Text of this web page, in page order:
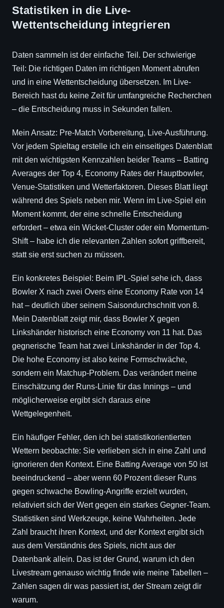
Statistiken in die Live-
Wettentscheidung integrieren
Daten sammeln ist der einfache Teil. Der schwierige
Teil: Die richtigen Daten im richtigen Moment abrufen
und in eine Wettentscheidung übersetzen. Im Live-
Bereich hast du keine Zeit für umfangreiche Recherchen
– die Entscheidung muss in Sekunden fallen.
Mein Ansatz: Pre-Match Vorbereitung, Live-Ausführung.
Vor jedem Spieltag erstelle ich ein einseitiges Datenblatt
mit den wichtigsten Kennzahlen beider Teams – Batting
Averages der Top 4, Economy Rates der Hauptbowler,
Venue-Statistiken und Wetterfaktoren. Dieses Blatt liegt
während des Spiels neben mir. Wenn im Live-Spiel ein
Moment kommt, der eine schnelle Entscheidung
erfordert – etwa ein Wicket-Cluster oder ein Momentum-
Shift – habe ich die relevanten Zahlen sofort griffbereit,
statt sie erst suchen zu müssen.
Ein konkretes Beispiel: Beim IPL-Spiel sehe ich, dass
Bowler X nach zwei Overs eine Economy Rate von 14
hat – deutlich über seinem Saisondurchschnitt von 8.
Mein Datenblatt zeigt mir, dass Bowler X gegen
Linkshänder historisch eine Economy von 11 hat. Das
gegnerische Team hat zwei Linkshänder in der Top 4.
Die hohe Economy ist also keine Formschwäche,
sondern ein Matchup-Problem. Das verändert meine
Einschätzung der Runs-Linie für das Innings – und
möglicherweise ergibt sich daraus eine
Wettgelegenheit.
Ein häufiger Fehler, den ich bei statistikorientierten
Wettern beobachte: Sie verlieben sich in eine Zahl und
ignorieren den Kontext. Eine Batting Average von 50 ist
beeindruckend – aber wenn 60 Prozent dieser Runs
gegen schwache Bowling-Angriffe erzielt wurden,
relativiert sich der Wert gegen ein starkes Gegner-Team.
Statistiken sind Werkzeuge, keine Wahrheiten. Jede
Zahl braucht ihren Kontext, und der Kontext ergibt sich
aus dem Verständnis des Spiels, nicht aus der
Datenbank allein. Das ist der Grund, warum ich den
Livestream genauso wichtig finde wie meine Tabellen –
Zahlen sagen dir was passiert ist, der Stream zeigt dir
warum.